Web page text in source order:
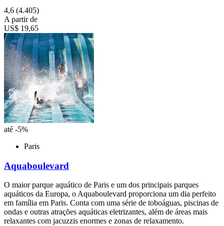
4,6 (4.405)
A partir de
US$ 19,65
até -5%
Paris
Aquaboulevard
O maior parque aquático de Paris e um dos principais parques
aquáticos da Europa, o Aquaboulevard proporciona um dia perfeito
em família em Paris. Conta com uma série de toboáguas, piscinas de
ondas e outras atrações aquáticas eletrizantes, além de áreas mais
relaxantes com jacuzzis enormes e zonas de relaxamento.